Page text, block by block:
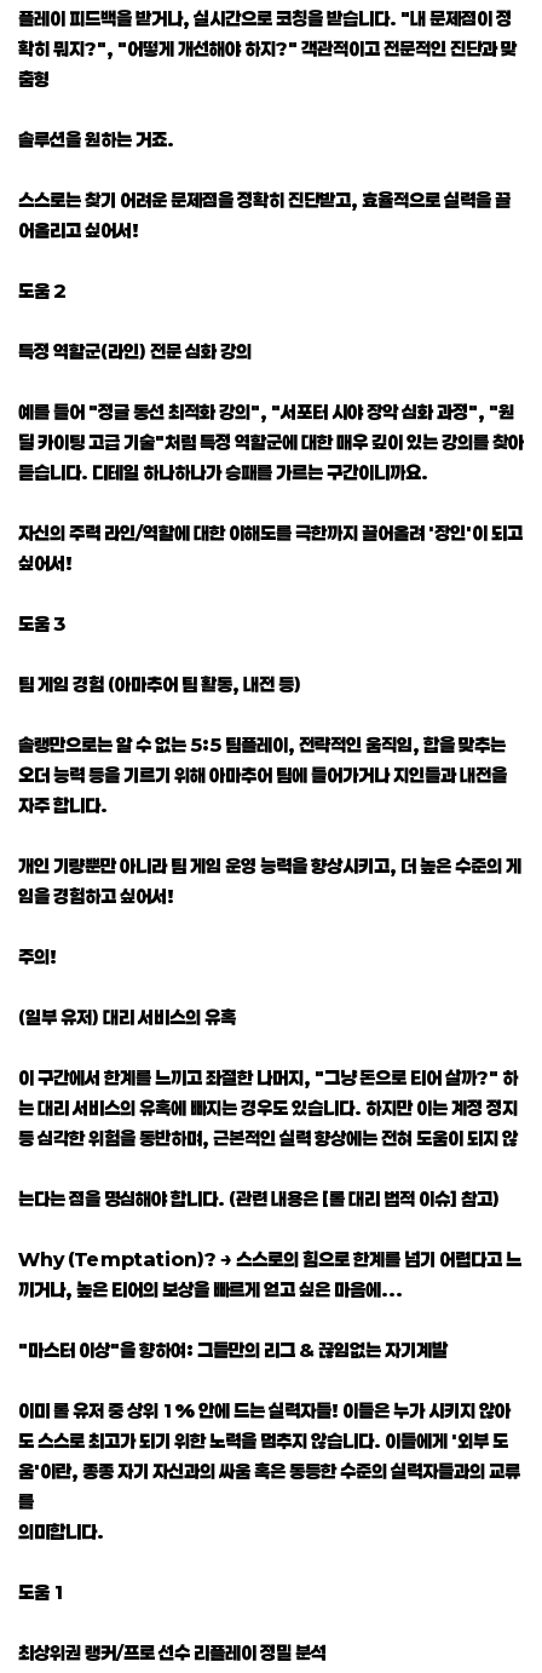
플레이 피드백을 받거나, 실시간으로 코칭을 받습니다. "내 문제점이 정
확히 뭐지?", "어떻게 개선해야 하지?" 객관적이고 전문적인 진단과 맞
춤형
솔루션을 원하는 거죠.
스스로는 찾기 어려운 문제점을 정확히 진단받고, 효율적으로 실력을 끌
어올리고 싶어서!
도움 2
특정 역할군(라인) 전문 심화 강의
예를 들어 "정글 동선 최적화 강의", "서포터 시야 장악 심화 과정", "원
딜 카이팅 고급 기술"처럼 특정 역할군에 대한 매우 깊이 있는 강의를 찾아
듣습니다. 디테일 하나하나가 승패를 가르는 구간이니까요.
자신의 주력 라인/역할에 대한 이해도를 극한까지 끌어올려 '장인'이 되고
싶어서!
도움 3
팀 게임 경험 (아마추어 팀 활동, 내전 등)
솔랭만으로는 알 수 없는 5:5 팀플레이, 전략적인 움직임, 합을 맞추는
오더 능력 등을 기르기 위해 아마추어 팀에 들어가거나 지인들과 내전을
자주 합니다.
개인 기량뿐만 아니라 팀 게임 운영 능력을 향상시키고, 더 높은 수준의 게
임을 경험하고 싶어서!
주의!
(일부 유저) 대리 서비스의 유혹
이 구간에서 한계를 느끼고 좌절한 나머지, "그냥 돈으로 티어 살까?" 하
는 대리 서비스의 유혹에 빠지는 경우도 있습니다. 하지만 이는 계정 정지
등 심각한 위험을 동반하며, 근본적인 실력 향상에는 전혀 도움이 되지 않
는다는 점을 명심해야 합니다. (관련 내용은 [롤 대리 법적 이슈] 참고)
Why (Temptation)? → 스스로의 힘으로 한계를 넘기 어렵다고 느
끼거나, 높은 티어의 보상을 빠르게 얻고 싶은 마음에...
"마스터 이상"을 향하여: 그들만의 리그 & 끊임없는 자기계발
이미 롤 유저 중 상위 1% 안에 드는 실력자들! 이들은 누가 시키지 않아
도 스스로 최고가 되기 위한 노력을 멈추지 않습니다. 이들에게 '외부 도
움'이란, 종종 자기 자신과의 싸움 혹은 동등한 수준의 실력자들과의 교류
를
의미합니다.
도움 1
최상위권 랭커/프로 선수 리플레이 정밀 분석